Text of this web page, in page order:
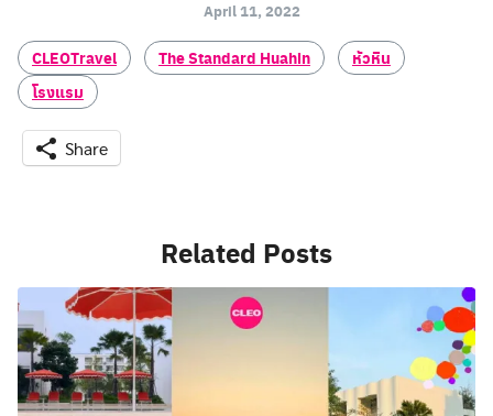
April 11, 2022
CLEOTravel The Standard Huahin
หัวหิน
โรงแรม
Share
Related Posts